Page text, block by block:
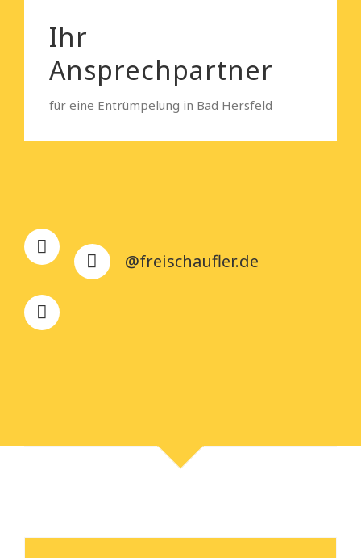
Ihr
Ansprechpartner
für eine Entrümpelung in Bad Hersfeld
@freischaufler.de